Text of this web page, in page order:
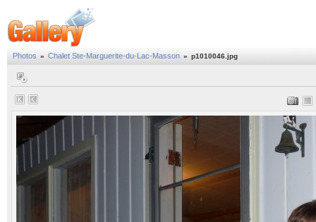
Photos » Chalet Ste-Marguerite-du-Lac-Masson » p1010046.jpg